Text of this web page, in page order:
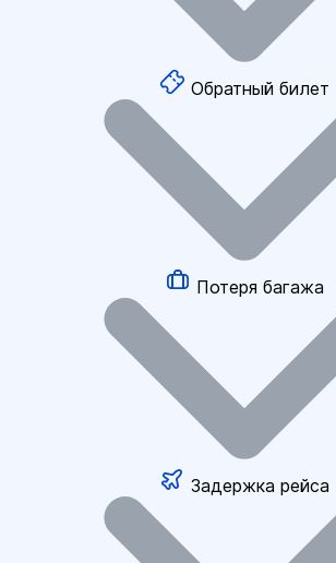
Обратный билет
Потеря багажа
Задержка рейса